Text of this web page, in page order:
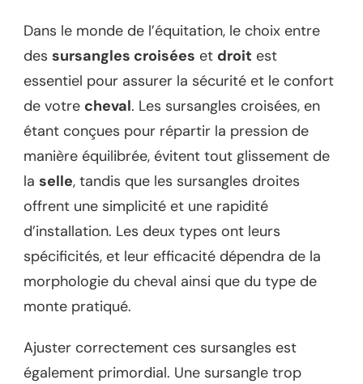
Dans le monde de l’équitation, le choix entre
des sursangles croisées et droit est
essentiel pour assurer la sécurité et le confort
de votre cheval. Les sursangles croisées, en
étant conçues pour répartir la pression de
manière équilibrée, évitent tout glissement de
la selle, tandis que les sursangles droites
offrent une simplicité et une rapidité
d’installation. Les deux types ont leurs
spécificités, et leur efficacité dépendra de la
morphologie du cheval ainsi que du type de
monte pratiqué.
Ajuster correctement ces sursangles est
également primordial. Une sursangle trop